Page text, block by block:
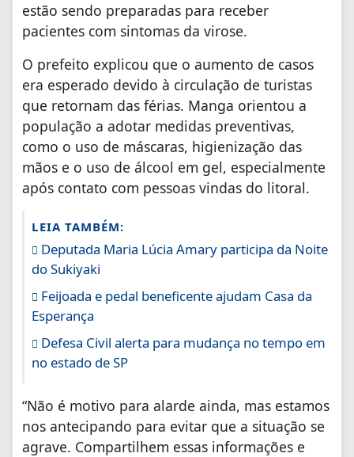
estão sendo preparadas para receber
pacientes com sintomas da virose.
O prefeito explicou que o aumento de casos
era esperado devido à circulação de turistas
que retornam das férias. Manga orientou a
população a adotar medidas preventivas,
como o uso de máscaras, higienização das
mãos e o uso de álcool em gel, especialmente
após contato com pessoas vindas do litoral.
LEIA TAMBÉM:
Deputada Maria Lúcia Amary participa da Noite
do Sukiyaki
Feijoada e pedal beneficente ajudam Casa da
Esperança
Defesa Civil alerta para mudança no tempo em
no estado de SP
“Não é motivo para alarde ainda, mas estamos
nos antecipando para evitar que a situação se
agrave. Compartilhem essas informações e